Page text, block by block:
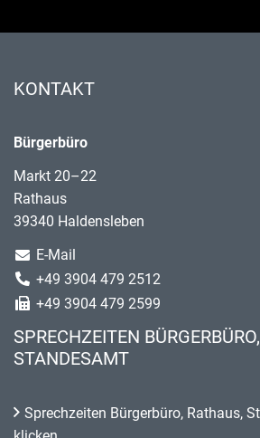
KONTAKT
Bürgerbüro
Markt 20–22
Rathaus
39340 Haldensleben
E-Mail
+49 3904 479 2512
+49 3904 479 2599
SPRECHZEITEN
STANDESAMT
Sprechzeiten Bürgerbüro, Rathaus,